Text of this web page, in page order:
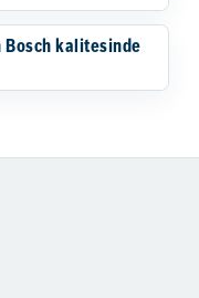
Bosch kalitesinde